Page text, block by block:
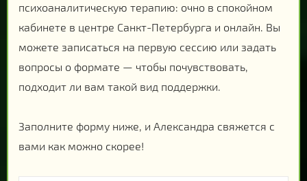
психоаналитическую терапию: очно в спокойном
кабинете в центре Санкт-Петербурга и онлайн. Вы
можете записаться на первую сессию или задать
вопросы о формате — чтобы почувствовать,
подходит ли вам такой вид поддержки.
Заполните форму ниже, и Александра свяжется с
вами как можно скорее!